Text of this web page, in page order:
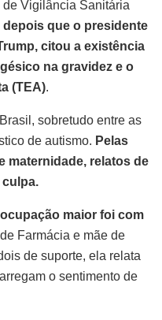
Vigilância Sanitária
depois que o presidente
citou a existência
na gravidez e o
(TEA).
sobretudo entre as
de autismo. Pelas
maternidade, relatos de
maior foi com
Farmácia e mãe de
de suporte, ela relata
o sentimento de